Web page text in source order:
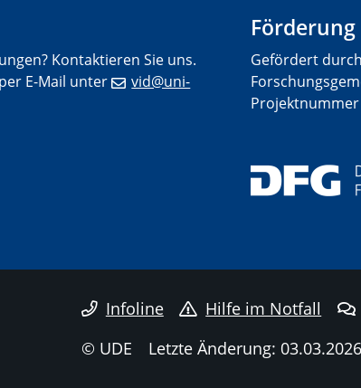
Kontaktieren Sie uns.
E-Mail unter
vid@uni-
Förderung
Gefördert
Projektnummer
Infoline Hilfe im Notfall
© UDE
Letzte Änderung: 03.03.2026